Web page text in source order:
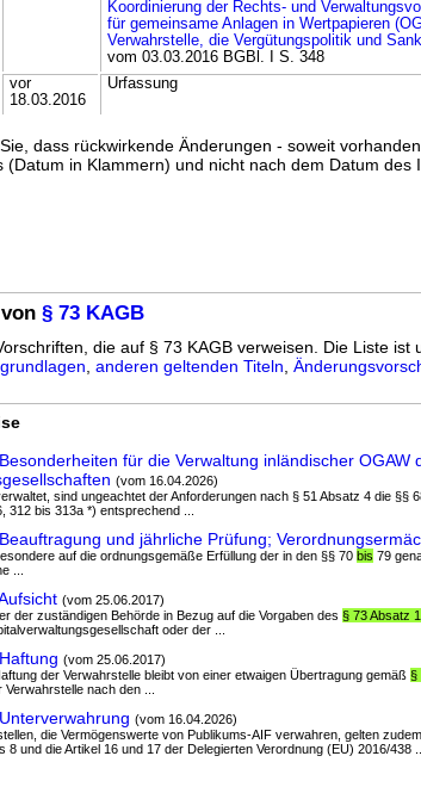
Koordinierung der Rechts- und
für gemeinsame Anlagen in Wertpapieren
Verwahrstelle, die Vergütungspolitik und
vom 03.03.2016 BGBl. I S. 348
vor
18.03.2016
Urfassung
dass rückwirkende Änderungen - soweit
(Datum in Klammern) und nicht nach dem Datum
§ 73 KAGB
die auf § 73 KAGB verweisen. Die Liste ist
anderen geltenden Titeln
für die Verwaltung inländischer OGAW
(vom 16.04.2026)
sind ungeachtet der Anforderungen nach § 51 Absatz 4 die §§
312 bis 313a *) entsprechend ...
und jährliche Prüfung;
auf die ordnungsgemäße Erfüllung der in den §§ 70 bis 79
...
(vom 25.06.2017)
der zuständigen Behörde in Bezug auf die Vorgaben des § 73 Absatz
oder der ...
(vom 25.06.2017)
der Verwahrstelle bleibt von einer etwaigen Übertragung gemäß §
nach den ...
(vom 16.04.2026)
die Vermögenswerte von Publikums-AIF verwahren, gelten zudem
8 und die Artikel 16 und 17 der Delegierten Verordnung (EU) 2016/438 ...